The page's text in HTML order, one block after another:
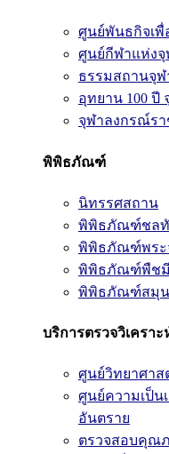
ศูนย์พันธกิจเพื่
ศูนย์กีฬาแห่ง
ธรรมสถานจุ
อุทยาน 100 ปี
จุฬาลงกรณ์ร
พิพิธภัณฑ์
นิทรรศสถาน
พิพิธภัณฑ์ชล
พิพิธภัณฑ์พระ
พิพิธภัณฑ์พืช
พิพิธภัณฑ์สมุน
บริการตรวจวิเครา
ศูนย์วิทยาศาส
ศูนย์ความเป็น
อันตราย
ตรวจสอบคุณ